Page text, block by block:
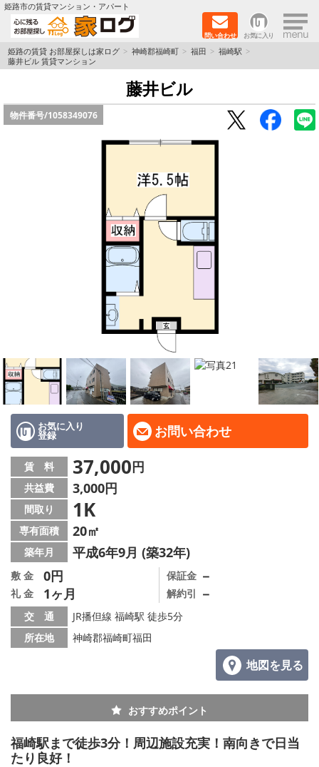
姫路市の賃貸マンション・アパート
問い合わせ お気に入り ×
TOPページ
ペットOK物件
初期費用リーズナブル物件
地図から探す
スタッフ
店舗情報·アクセス
会社概要
メールでお問い合わせ
姫路の賃貸 お部屋探しは家ログ 神崎郡福崎町 福田
福崎駅
藤井ビル 賃貸マンション
藤井ビル
物件番号/1058349076
お気に入り
登録 お問い合わせ
賃 料 37,000円
共益費 3,000円
間取り 1K
専有面積 20㎡
築年月 平成6年9月 (築32年)
敷 金 0円
礼 金 1ヶ月
保証金 －
解約引 －
交 通
JR播但線 福崎駅 徒歩5分
所在地
神崎郡福崎町福田
地図を見る
おすすめポイント
福崎駅まで徒歩3分！周辺施設充実！南向きで日当
たり良好！